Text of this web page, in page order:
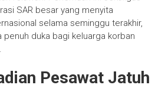
SAR besar yang menyita
selama seminggu terakhir,
duka bagi keluarga korban
Pesawat Jatuh